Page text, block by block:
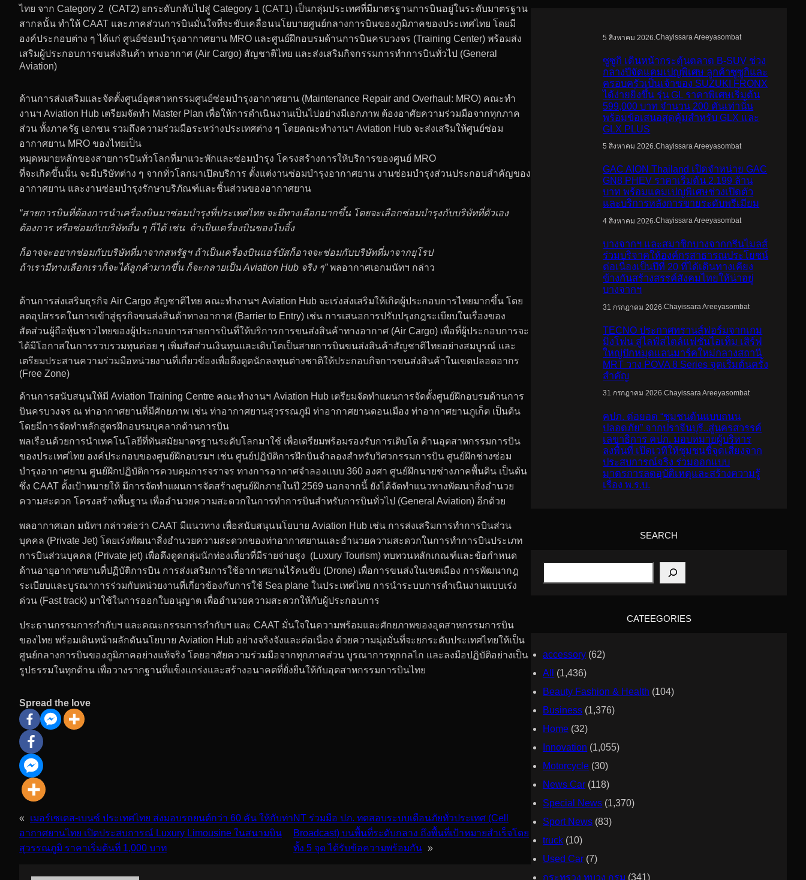
ไทย จาก Category 2 (CAT2) ยกระดับกลับไปสู่ Category 1 (CAT1) เป็นกลุ่มประเทศที่มีมาตรฐานการบินอยู่ในระดับมาตรฐาน
สากลนั้น ทำให้ CAAT และภาคส่วนการบินมั่นใจที่จะขับเคลื่อนนโยบายศูนย์กลางการบินของภูมิภาคของประเทศไทย โดยมี
องค์ประกอบต่าง ๆ ได้แก่ ศูนย์ซ่อมบำรุงอากาศยาน MRO และศูนย์ฝึกอบรมด้านการบินครบวงจร (Training Center) พร้อมส่ง
เสริมผู้ประกอบการขนส่งสินค้า ทางอากาศ (Air Cargo) สัญชาติไทย และส่งเสริมกิจกรรมการทำการบินทั่วไป (General
Aviation)
ด้านการส่งเสริมและจัดตั้งศูนย์อุตสาหกรรมศูนย์ซ่อมบำรุงอากาศยาน (Maintenance Repair and Overhaul: MRO) คณะทำ
งานฯ Aviation Hub เตรียมจัดทำ Master Plan เพื่อให้การดำเนินงานเป็นไปอย่างมีเอกภาพ ต้องอาศัยความร่วมมือจากทุกภาค
ส่วน ทั้งภาครัฐ เอกชน รวมถึงความร่วมมือระหว่างประเทศต่าง ๆ โดยคณะทำงานฯ Aviation Hub จะส่งเสริมให้ศูนย์ซ่อม
อากาศยาน MRO ของไทยเป็น
หมุดหมายหลักของสายการบินทั่วโลกที่มาแวะพักและซ่อมบำรุง โครงสร้างการให้บริการของศูนย์ MRO
ที่จะเกิดขึ้นนั้น จะมีบริษัทต่าง ๆ จากทั่วโลกมาเปิดบริการ ตั้งแต่งานซ่อมบำรุงอากาศยาน งานซ่อมบำรุงส่วนประกอบสำคัญของ
อากาศยาน และงานซ่อมบำรุงรักษาบริภัณฑ์และชิ้นส่วนของอากาศยาน
“สายการบินที่ต้องการนำเครื่องบินมาซ่อมบำรุงที่ประเทศไทย จะมีทางเลือกมากขึ้น โดยจะเลือกซ่อมบำรุงกับบริษัทที่ตัวเอง
ต้องการ หรือซ่อมกับบริษัทอื่น ๆ ก็ได้ เช่น ถ้าเป็นเครื่องบินของโบอิ้ง
ก็อาจจะอยากซ่อมกับบริษัทที่มาจากสหรัฐฯ ถ้าเป็นเครื่องบินแอร์บัสก็อาจจะซ่อมกับบริษัทที่มาจากยุโรป
ถ้าเรามีทางเลือกเราก็จะได้ลูกค้ามากขึ้น ก็จะกลายเป็น Aviation Hub จริง ๆ”พลอากาศเอกมนัทฯ กล่าว
ด้านการส่งเสริมธุรกิจ Air Cargo สัญชาติไทย คณะทำงานฯ Aviation Hub จะเร่งส่งเสริมให้เกิดผู้ประกอบการไทยมากขึ้น โดย
ลดอุปสรรคในการเข้าสู่ธุรกิจขนส่งสินค้าทางอากาศ (Barrier to Entry) เช่น การเสนอการปรับปรุงกฎระเบียบในเรื่องของ
สัดส่วนผู้ถือหุ้นชาวไทยของผู้ประกอบการสายการบินที่ให้บริการการขนส่งสินค้าทางอากาศ (Air Cargo) เพื่อที่ผู้ประกอบการจะ
ได้มีโอกาสในการรวบรวมทุนค่อย ๆ เพิ่มสัดส่วนเงินทุนและเติบโตเป็นสายการบินขนส่งสินค้าสัญชาติไทยอย่างสมบูรณ์ และ
เตรียมประสานความร่วมมือหน่วยงานที่เกี่ยวข้องเพื่อดึงดูดนักลงทุนต่างชาติให้ประกอบกิจการขนส่งสินค้าในเขตปลอดอากร
(Free Zone)
ด้านการสนับสนุนให้มี Aviation Training Centre คณะทำงานฯ Aviation Hub เตรียมจัดทำแผนการจัดตั้งศูนย์ฝึกอบรมด้านการ
บินครบวงจร ณ ท่าอากาศยานที่มีศักยภาพ เช่น ท่าอากาศยานสุวรรณภูมิ ท่าอากาศยานดอนเมือง ท่าอากาศยานภูเก็ต เป็นต้น
โดยมีการจัดทำหลักสูตรฝึกอบรมบุคลากด้านการบิน
พลเรือนด้วยการนำเทคโนโลยีที่ทันสมัยมาตรฐานระดับโลกมาใช้ เพื่อเตรียมพร้อมรองรับการเติบโต ด้านอุตสาหกรรมการบิน
ของประเทศไทย องค์ประกอบของศูนย์ฝึกอบรมฯ เช่น ศูนย์ปฏิบัติการฝึกบินจำลองสำหรับวิศวกรรมการบิน ศูนย์ฝึกช่างซ่อม
บำรุงอากาศยาน ศูนย์ฝึกปฏิบัติการควบคุมการจราจร ทางการอากาศจำลองแบบ 360 องศา ศูนย์ฝึกนายช่างภาคพื้นดิน เป็นต้น
ซึ่ง CAAT ตั้งเป้าหมายให้ มีการจัดทำแผนการจัดสร้างศูนย์ฝึกภายในปี 2569 นอกจากนี้ ยังได้จัดทำแนวทางพัฒนาสิ่งอำนวย
ความสะดวก โครงสร้างพื้นฐาน เพื่ออำนวยความสะดวกในการทำการบินสำหรับการบินทั่วไป (General Aviation) อีกด้วย
พลอากาศเอก มนัทฯ กล่าวต่อว่า CAAT มีแนวทาง เพื่อสนับสนุนนโยบาย Aviation Hub เช่น การส่งเสริมการทำการบินส่วน
บุคคล (Private Jet) โดยเร่งพัฒนาสิ่งอำนวยความสะดวกของท่าอากาศยานและอำนวยความสะดวกในการทำการบินประเภท
การบินส่วนบุคคล (Private jet) เพื่อดึงดูดกลุ่มนักท่องเที่ยวที่มีรายจ่ายสูง (Luxury Tourism) ทบทวนหลักเกณฑ์และข้อกำหนด
ด้านอายุอากาศยานที่ปฏิบัติการบิน การส่งเสริมการใช้อากาศยานไร้คนขับ (Drone) เพื่อการขนส่งในเขตเมือง การพัฒนากฎ
ระเบียบและบูรณาการร่วมกับหน่วยงานที่เกี่ยวข้องกับการใช้ Sea plane ในประเทศไทย การนำระบบการดำเนินงานแบบเร่ง
ด่วน (Fast track) มาใช้ในการออกใบอนุญาต เพื่ออำนวยความสะดวกให้กับผู้ประกอบการ
ประธานกรรมการกำกับฯ และคณะกรรมการกำกับฯ และ CAAT มั่นใจในความพร้อมและศักยภาพของอุตสาหกรรมการบิน
ของไทย พร้อมเดินหน้าผลักดันนโยบาย Aviation Hub อย่างจริงจังและต่อเนื่อง ด้วยความมุ่งมั่นที่จะยกระดับประเทศไทยให้เป็น
ศูนย์กลางการบินของภูมิภาคอย่างแท้จริง โดยอาศัยความร่วมมือจากทุกภาคส่วน บูรณาการทุกกลไก และลงมือปฏิบัติอย่างเป็น
รูปธรรมในทุกด้าน เพื่อวางรากฐานที่แข็งแกร่งและสร้างอนาคตที่ยั่งยืนให้กับอุตสาหกรรมการบินไทย
Spread the love
«
เมอร์เซเดส-เบนซ์ ประเทศไทย ส่งมอบรถยนต์กว่า 60 คัน ให้กับท่า
อากาศยานไทย เปิดประสบการณ์ Luxury Limousine ในสนามบิน
สุวรรณภูมิ ราคาเริ่มต้นที่ 1,000 บาท
NT ร่วมมือ ปภ. ทดสอบระบบเตือนภัยทั่วประเทศ (Cell
Broadcast) บนพื้นที่ระดับกลาง ถึงพื้นที่เป้าหมายสำเร็จโดย
ทั้ง 5 จุด ได้รับข้อความพร้อมกัน »
5 สิงหาคม 2026.Chayissara Areeyasombat
ซูซูกิ เดินหน้ากระตุ้นตลาด B-SUV ช่วง
กลางปีจัดแคมเปญพิเศษ ลูกค้าซูซูกิและ
ครอบครัวเป็นเจ้าของ SUZUKI FRONX
ได้ง่ายยิ่งขึ้น รุ่น GL ราคาพิเศษเริ่มต้น
599,000 บาท จำนวน 200 คันเท่านั้น
พร้อมข้อเสนอสุดคุ้มสำหรับ GLX และ
GLX PLUS
5 สิงหาคม 2026 .Chayissara Areeyasombat
GAC AION Thailand เปิดจำหน่าย GAC
GN8 PHEV ราคาเริ่มต้น 2.199 ล้าน
บาท พร้อมแคมเปญพิเศษช่วงเปิดตัว
และบริการหลังการขายระดับพรีเมียม
4 สิงหาคม 2026.Chayissara Areeyasombat
บางจากฯ และสมาชิกบางจากกรีนไมลส์
ร่วมบริจาคให้องค์กรสาธารณประโยชน์
ต่อเนื่องเป็นปีที่ 20 ที่ได้เดินทางเคียง
ข้างกันสร้างสรรค์สังคมไทยให้น่าอยู่
บางจากฯ
31 กรกฎาคม 2026.Chayissara Areeyasombat
TECNO ประกาศทรานส์ฟอร์มจากเกม
มิ่งโฟน สู่ไลฟ์สไตล์แฟชั่นไอเท็ม เสิร์ฟ
ใหญ่ปักหมุดแลนมาร์คใหม่กลางสถานี
MRT วาง POVA 8 Series จุดเริ่มต้นครั้ง
สำคัญ
31 กรกฎาคม 2026.Chayissara Areeyasombat
คปภ. ต่อยอด “ชุมชนต้นแบบถนน
ปลอดภัย” จากปราจีนบุรี..สู่นครสวรรค์
เลขาธิการ คปภ. มอบหมายผู้บริหาร
ลงพื้นที่ เปิดเวทีให้ชุมชนชี้จุดเสี่ยงจาก
ประสบการณ์จริง ร่วมออกแบบ
มาตรการลดอุบัติเหตุและสร้างความรู้
เรื่อง พ.ร.บ.
SEARCH
S
CATEEGORIES
accessory (62)
All
(1,436)
Beauty Fashion & Health (104)
Business (1,376)
Home (32)
Innovation (1,055)
Motorcycle (30)
News Car (118)
Special News (1,370)
Sport News (83)
truck (10)
Used Car (7)
กระทรวง ทบวง กรม (341)